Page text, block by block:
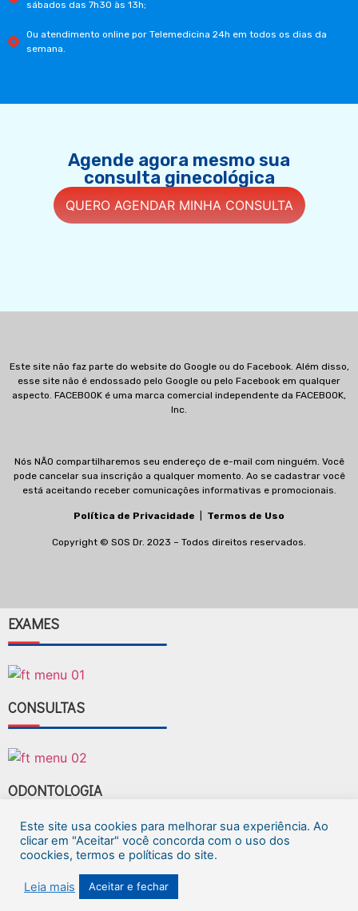
sábados das 7h30 às 13h;
Ou atendimento online por Telemedicina 24h em todos os dias da
semana.
Agende agora mesmo sua
consulta ginecológica
QUERO AGENDAR MINHA CONSULTA
Este site não faz parte do website do Google ou do Facebook. Além disso,
esse site não é endossado pelo Google ou pelo Facebook em qualquer
aspecto. FACEBOOK é uma marca comercial independente da FACEBOOK,
Inc.
Nós NÃO compartilharemos seu endereço de e-mail com ninguém. Você
pode cancelar sua inscrição a qualquer momento. Ao se cadastrar você
está aceitando receber comunicações informativas e promocionais.
Política de Privacidade Termos de Uso
Copyright © SOS Dr. 2023 – Todos direitos reservados.
Este site usa cookies para melhorar sua experiência. Ao
clicar em "Aceitar" você concorda com o uso dos
coockies, termos e políticas do site.
Leia mais Aceitar e fechar
EXAMES
CONSULTAS
ODONTOLOGIA
FAÇA SEU AGENDAMENTO